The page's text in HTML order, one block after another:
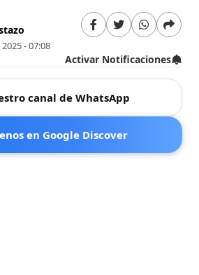
- 07:08
Activar Notificaciones
canal de WhatsApp
en Google Discover